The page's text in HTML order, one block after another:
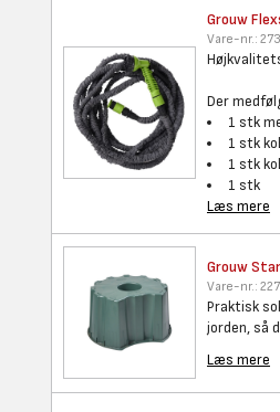
Grouw
Vare-nr.:
Der
1 stk
1 stk
1 stk
1 stk
Læs mere
Grouw
Vare-nr.:
Praktisk
jorden, så
Læs mere